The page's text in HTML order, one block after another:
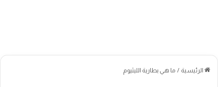
الرئيسية / ما هي بطارية الليثيوم